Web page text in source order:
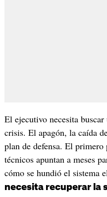
El ejecutivo necesita
crisis. El apagón, la caída
plan de defensa. El
técnicos apuntan a meses
cómo se hundió el sistema
necesita recuperar la